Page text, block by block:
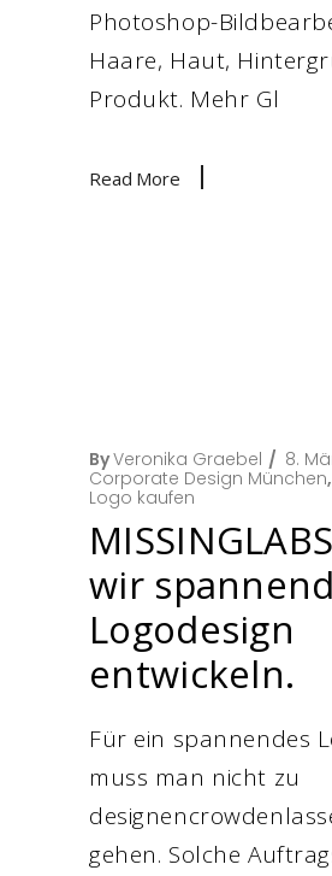
Photoshop-
Haare, Haut,
Produkt. Mehr Gl
Read More
ByVeronika Graebel
8.
Corporate Design München,
Logo kaufen
wir
Logodesign
entwickeln.
Für ein spannendes
muss man nicht zu
gehen. Solche